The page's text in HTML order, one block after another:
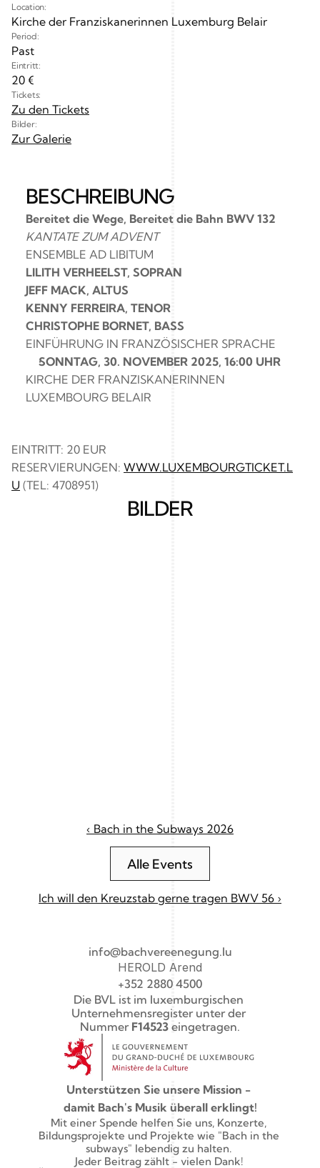
Location:
Kirche der Franziskanerinnen Luxemburg Belair
Period:
Past
Eintritt:
20 €
Tickets:
Zu den Tickets
Bilder:
Zur Galerie
BESCHREIBUNG
Bereitet die Wege, Bereitet die Bahn BWV 132
KANTATE ZUM ADVENT
ENSEMBLE AD LIBITUM
LILITH VERHEELST, SOPRAN
JEFF MACK, ALTUS
KENNY FERREIRA, TENOR
CHRISTOPHE BORNET, BASS
EINFÜHRUNG IN FRANZÖSISCHER SPRACHE
SONNTAG, 30. NOVEMBER 2025, 16:00 UHR
KIRCHE DER FRANZISKANERINNEN
LUXEMBOURG BELAIR
EINTRITT: 20 EUR
RESERVIERUNGEN: WWW.LUXEMBOURGTICKET.L
U (TEL: 4708951)
BILDER
‹ Bach in the Subways 2026
Alle Events
Ich will den Kreuzstab gerne tragen BWV 56 ›
info@bachvereenegung.lu
HEROLD Arend
+352 2880 4500
Die BVL ist im luxemburgischen
Unternehmensregister unter der
Nummer F14523 eingetragen.
Unterstützen Sie unsere Mission -
damit Bach's Musik überall erklingt!
Mit einer Spende helfen Sie uns, Konzerte,
Bildungsprojekte und Projekte wie "Bach in the
subways" lebendig zu halten.
Jeder Beitrag zählt - vielen Dank!